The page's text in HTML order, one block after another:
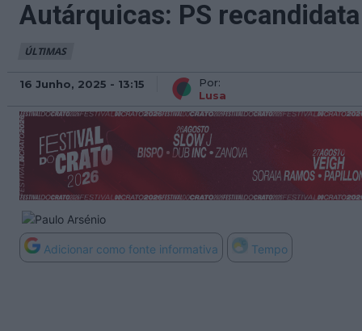
Autárquicas: PS
ÚLTIMAS
16 Junho, 2025 - 13:15
Por:
Lusa
Adicionar como fonte informativa Tempo